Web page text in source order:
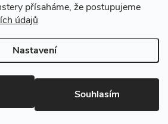
přísaháme, že postupujeme
údajů
Nastavení
Souhlasím
realizace a údržba zahrad a interiérů
eshop.cz. Všechna práva vyhrazena.Upravit
nastavení cookies